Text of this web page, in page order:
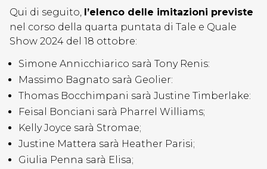
Qui di seguito, l’elenco delle imitazioni previste
nel corso della quarta puntata di Tale e Quale
Show 2024 del 18 ottobre:
Simone Annicchiarico sarà Tony Renis:
Massimo Bagnato sarà Geolier:
Thomas Bocchimpani sarà Justine Timberlake:
Feisal Bonciani sarà Pharrel Williams;
Kelly Joyce sarà Stromae;
Justine Mattera sarà Heather Parisi;
Giulia Penna sarà Elisa;